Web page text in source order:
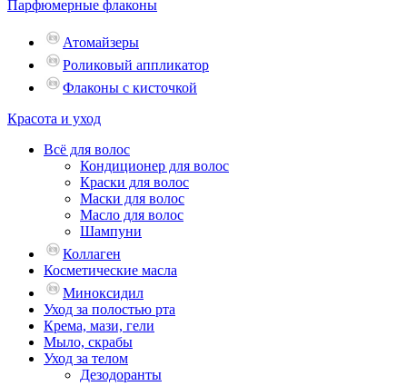
Парфюмерные флаконы
Атомайзеры
Роликовый аппликатор
Флаконы с кисточкой
Красота и уход
Всё для волос
Кондиционер для волос
Краски для волос
Маски для волос
Масло для волос
Шампуни
Коллаген
Косметические масла
Миноксидил
Уход за полостью рта
Крема, мази, гели
Мыло, скрабы
Уход за телом
Дезодоранты